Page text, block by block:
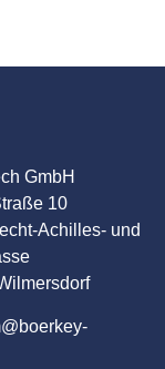
GmbH
10
Achilles- und